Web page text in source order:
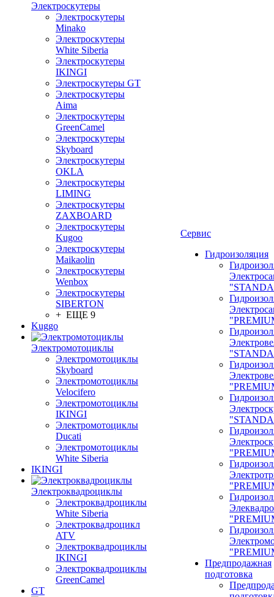
Электроскутеры
Электроскутеры
Minako
Электроскутеры
White Siberia
Электроскутеры
IKINGI
Электроскутеры GT
Электроскутеры
Aima
Электроскутеры
GreenCamel
Электроскутеры
Skyboard
Электроскутеры
OKLA
Электроскутеры
LIMING
Электроскутеры
ZAXBOARD
Электроскутеры
Kugoo
Электроскутеры
Maikaolin
Электроскутеры
Wenbox
Электроскутеры
SIBERTON
+ ЕЩЕ 9
Kuggo
Электромотоциклы
Электромотоциклы
Skyboard
Электромотоциклы
Velocifero
Электромотоциклы
IKINGI
Электромотоциклы
Ducati
Электромотоциклы
White Siberia
IKINGI
Электроквадроциклы
Электроквадроциклы
White Siberia
Электроквадроцикл
ATV
Электроквадроциклы
IKINGI
Электроквадроциклы
GreenCamel
GT
Сервис
Гидроизоляция
Предпродажная
подготовка